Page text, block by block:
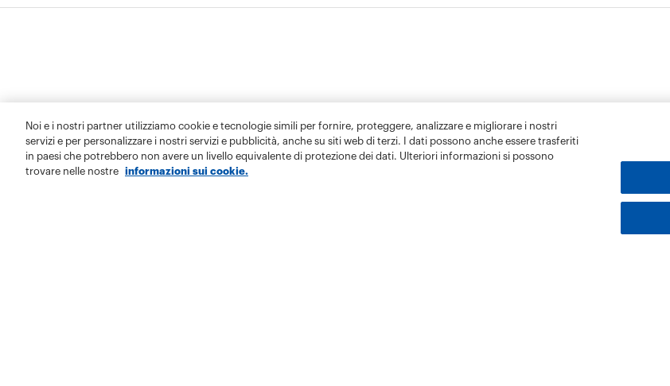
Noi e i nostri partner utilizziamo cookie e tecnologie simili per fornire, proteggere, analizzare e migliorare i nostri
servizi e per personalizzare i nostri servizi e pubblicità, anche su siti web di terzi. I dati possono anche essere trasferiti
in paesi che potrebbero non avere un livello equivalente di protezione dei dati. Ulteriori informazioni si possono
trovare nelle nostre
informazioni sui cookie.